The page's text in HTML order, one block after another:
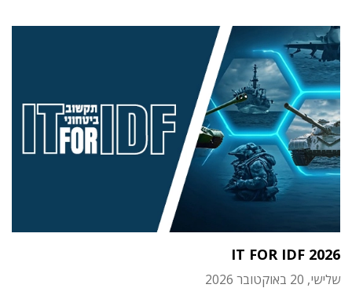
IT FOR IDF 2026
שלישי, 20 באוקטובר 2026